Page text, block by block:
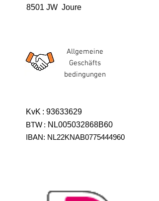
8501 JW Joure
Allgemeine
Geschäfts
bedingungen
KvK : 93633629
BTW : NL005032868B60
IBAN: NL22KNAB0775444960